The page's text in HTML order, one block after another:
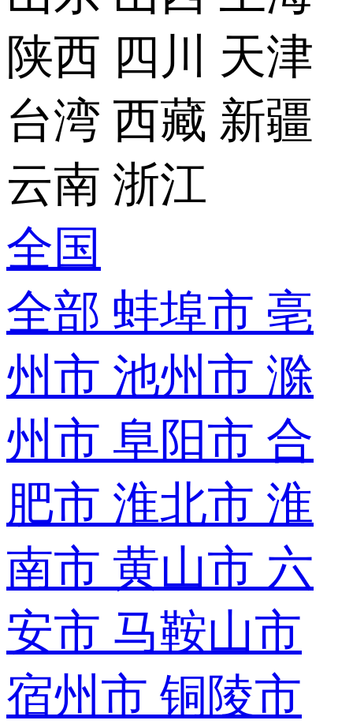
陕西 四川
天津
台湾 西藏 新疆
云南 浙江
全国
全部 蚌埠市 亳
州市 池州市 滁
州市 阜阳市 合
肥市 淮北市 淮
南市 黄山市 六
安市 马鞍山市
宿州市 铜陵市